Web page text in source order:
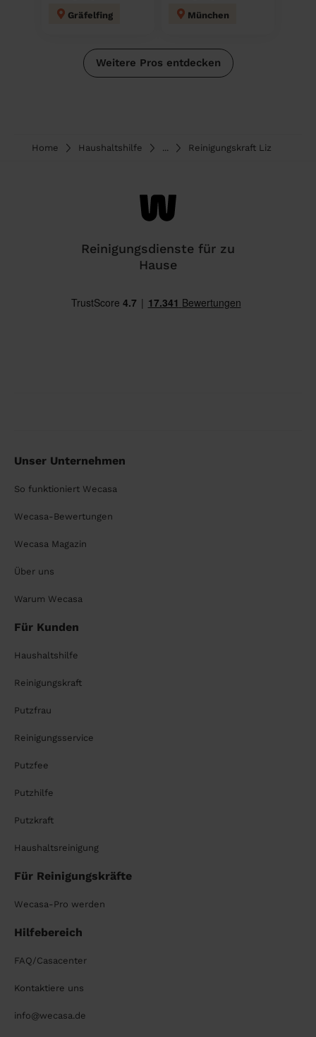
Gräfelfing München
Weitere Pros entdecken
Home Haushaltshilfe ... Reinigungskraft Liz
Reinigungsdienste für zu
Hause
Unser Unternehmen
So funktioniert Wecasa
Wecasa-Bewertungen
Wecasa Magazin
Über uns
Warum Wecasa
Für Kunden
Haushaltshilfe
Reinigungskraft
Putzfrau
Reinigungsservice
Putzfee
Putzhilfe
Putzkraft
Haushaltsreinigung
Für Reinigungskräfte
Wecasa-Pro werden
Hilfebereich
FAQ/Casacenter
Kontaktiere uns
info@wecasa.de